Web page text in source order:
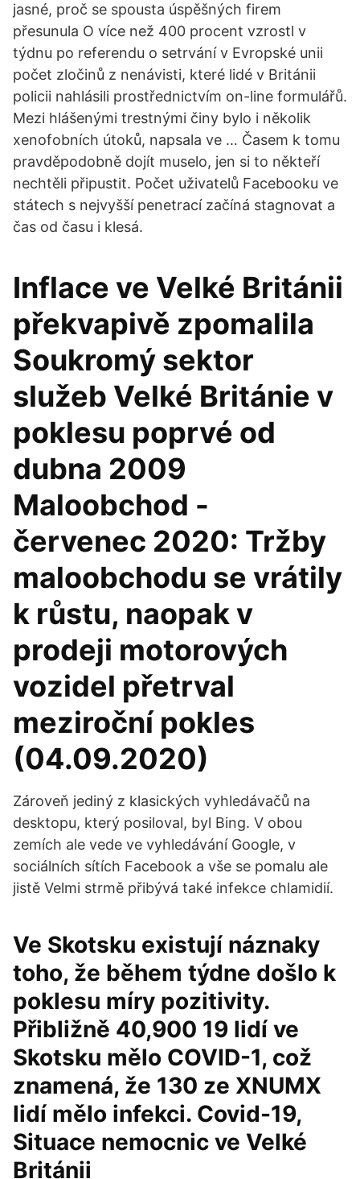
jasné, proč se spousta úspěšných firem
přesunula O více než 400 procent vzrostl v
týdnu po referendu o setrvání v Evropské unii
počet zločinů z nenávisti, které lidé v Británii
policii nahlásili prostřednictvím on-line formulářů.
Mezi hlášenými trestnými činy bylo i několik
xenofobních útoků, napsala ve … Časem k tomu
pravděpodobně dojít muselo, jen si to někteří
nechtěli připustit. Počet uživatelů Facebooku ve
státech s nejvyšší penetrací začíná stagnovat a
čas od času i klesá.
Inflace ve Velké Británii
překvapivě zpomalila
Soukromý sektor
služeb Velké Británie v
poklesu poprvé od
dubna 2009
Maloobchod -
červenec 2020: Tržby
maloobchodu se vrátily
k růstu, naopak v
prodeji motorových
vozidel přetrval
meziroční pokles
(04.09.2020)
Zároveň jediný z klasických vyhledávačů na
desktopu, který posiloval, byl Bing. V obou
zemích ale vede ve vyhledávání Google, v
sociálních sítích Facebook a vše se pomalu ale
jistě Velmi strmě přibývá také infekce chlamidií.
Ve Skotsku existují náznaky
toho, že během týdne došlo k
poklesu míry pozitivity.
Přibližně 40,900 19 lidí ve
Skotsku mělo COVID-1, což
znamená, že 130 ze XNUMX
lidí mělo infekci. Covid-19,
Situace nemocnic ve Velké
Británii